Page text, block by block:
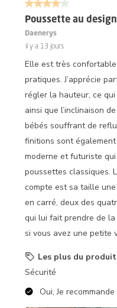
4 sur 5 étoiles.
Poussette au
Daenerys
il y a 13 jours
Elle est très
pratiques. J’apprécie
régler la hauteur, ce
ainsi que l’inclinaison
bébés souffrant de
finitions sont
moderne et futuriste
poussettes classiques.
compte est sa taille
en carré, deux des
qui lui fait prendre de
si vous avez une petite
Les plus du produit
Sécurité
Oui, Je